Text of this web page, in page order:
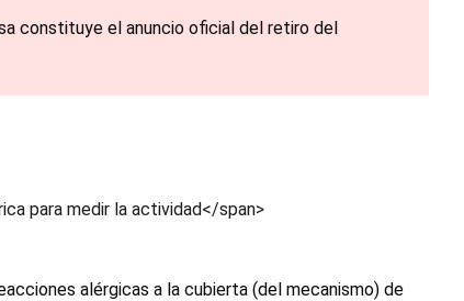
constituye el anuncio oficial del retiro del
para medir la actividad</span>
alérgicas a la cubierta (del mecanismo) de